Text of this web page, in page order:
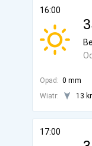
16:00
Opad: 0 mm
Wiatr:
13
17:00